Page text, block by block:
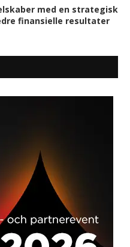
med en strategisk
finansielle resultater